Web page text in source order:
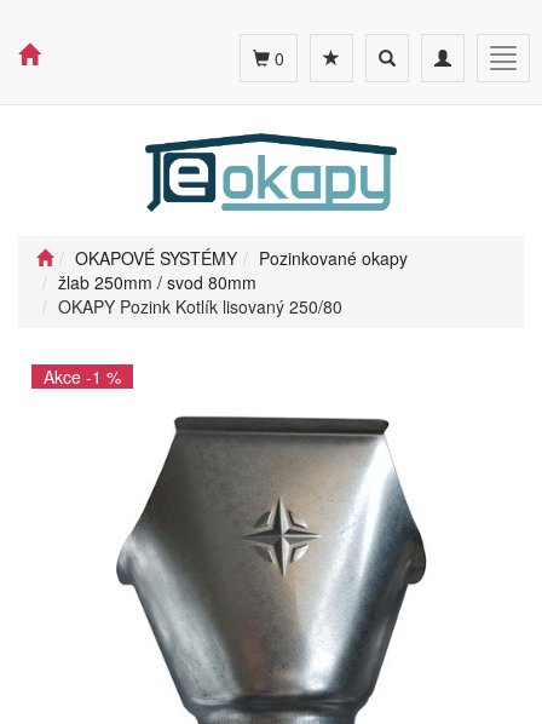
Toggle
navigation
Toggle
search
0
OKAPOVÉ SYSTÉMY
Pozinkované okapy
žlab 250mm / svod 80mm
OKAPY Pozink Kotlík lisovaný 250/80
Akce -1 %